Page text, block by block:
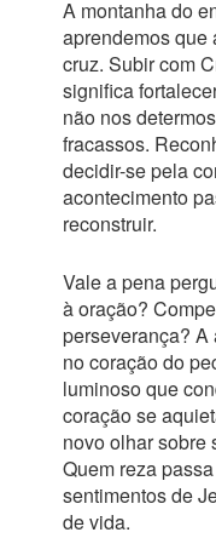
A montanha do
aprendemos que
cruz. Subir com
significa
não nos
fracassos.
decidir-se pela
acontecimento
reconstruir.
Vale a pena
à oração?
perseverança? A
no coração do
luminoso que
coração se
novo olhar sobre
Quem reza
sentimentos de
de vida.